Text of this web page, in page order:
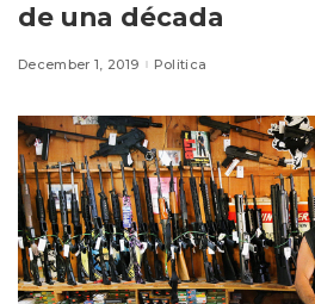
de una década
December 1, 2019 Politica